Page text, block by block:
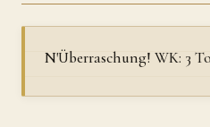
N'Überraschung! WK: 3